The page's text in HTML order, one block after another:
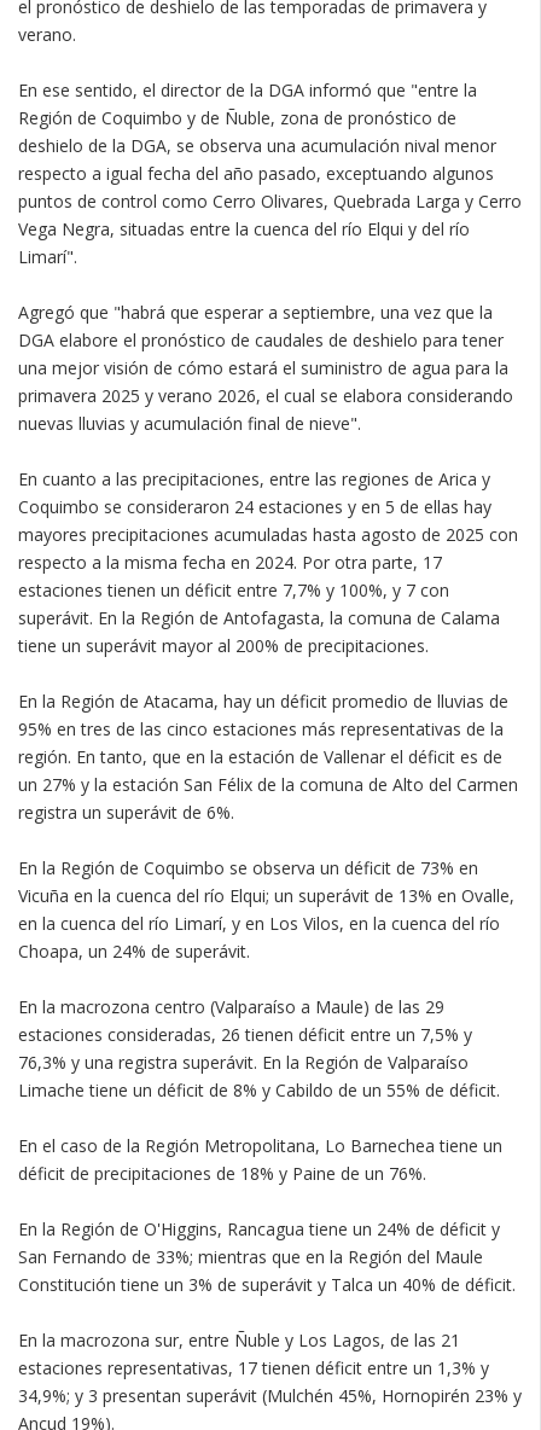
el pronóstico de deshielo de las temporadas de primavera y
verano.
En ese sentido, el director de la DGA informó que "entre la
Región de Coquimbo y de Ñuble, zona de pronóstico de
deshielo de la DGA, se observa una acumulación nival menor
respecto a igual fecha del año pasado, exceptuando algunos
puntos de control como Cerro Olivares, Quebrada Larga y Cerro
Vega Negra, situadas entre la cuenca del río Elqui y del río
Limarí".
Agregó que "habrá que esperar a septiembre, una vez que la
DGA elabore el pronóstico de caudales de deshielo para tener
una mejor visión de cómo estará el suministro de agua para la
primavera 2025 y verano 2026, el cual se elabora considerando
nuevas lluvias y acumulación final de nieve".
En cuanto a las precipitaciones, entre las regiones de Arica y
Coquimbo se consideraron 24 estaciones y en 5 de ellas hay
mayores precipitaciones acumuladas hasta agosto de 2025 con
respecto a la misma fecha en 2024. Por otra parte, 17
estaciones tienen un déficit entre 7,7% y 100%, y 7 con
superávit. En la Región de Antofagasta, la comuna de Calama
tiene un superávit mayor al 200% de precipitaciones.
En la Región de Atacama, hay un déficit promedio de lluvias de
95% en tres de las cinco estaciones más representativas de la
región. En tanto, que en la estación de Vallenar el déficit es de
un 27% y la estación San Félix de la comuna de Alto del Carmen
registra un superávit de 6%.
En la Región de Coquimbo se observa un déficit de 73% en
Vicuña en la cuenca del río Elqui; un superávit de 13% en Ovalle,
en la cuenca del río Limarí, y en Los Vilos, en la cuenca del río
Choapa, un 24% de superávit.
En la macrozona centro (Valparaíso a Maule) de las 29
estaciones consideradas, 26 tienen déficit entre un 7,5% y
76,3% y una registra superávit. En la Región de Valparaíso
Limache tiene un déficit de 8% y Cabildo de un 55% de déficit.
En el caso de la Región Metropolitana, Lo Barnechea tiene un
déficit de precipitaciones de 18% y Paine de un 76%.
En la Región de O'Higgins, Rancagua tiene un 24% de déficit y
San Fernando de 33%; mientras que en la Región del Maule
Constitución tiene un 3% de superávit y Talca un 40% de déficit.
En la macrozona sur, entre Ñuble y Los Lagos, de las 21
estaciones representativas, 17 tienen déficit entre un 1,3% y
34,9%; y 3 presentan superávit (Mulchén 45%, Hornopirén 23% y
Ancud 19%).